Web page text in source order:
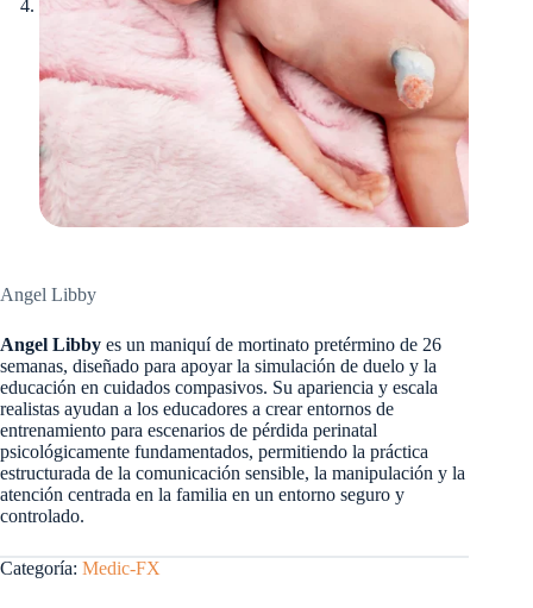
Angel Libby
Angel Libby es un maniquí de mortinato pretérmino de 26
semanas, diseñado para apoyar la simulación de duelo y la
educación en cuidados compasivos. Su apariencia y escala
realistas ayudan a los educadores a crear entornos de
entrenamiento para escenarios de pérdida perinatal
psicológicamente fundamentados, permitiendo la práctica
estructurada de la comunicación sensible, la manipulación y la
atención centrada en la familia en un entorno seguro y
controlado.
Categoría: Medic-FX